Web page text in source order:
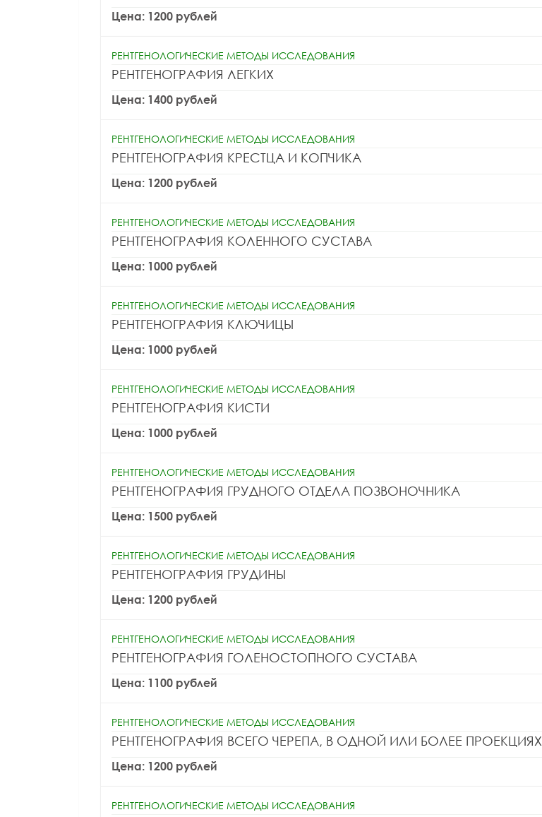
Цена: 1200 рублей
РЕНТГЕНОЛОГИЧЕСКИЕ МЕТОДЫ ИССЛЕДОВАНИЯ
РЕНТГЕНОГРАФИЯ ЛЕГКИХ
Цена: 1400 рублей
РЕНТГЕНОЛОГИЧЕСКИЕ МЕТОДЫ ИССЛЕДОВАНИЯ
РЕНТГЕНОГРАФИЯ КРЕСТЦА И КОПЧИКА
Цена: 1200 рублей
РЕНТГЕНОЛОГИЧЕСКИЕ МЕТОДЫ ИССЛЕДОВАНИЯ
РЕНТГЕНОГРАФИЯ КОЛЕННОГО СУСТАВА
Цена: 1000 рублей
РЕНТГЕНОЛОГИЧЕСКИЕ МЕТОДЫ ИССЛЕДОВАНИЯ
РЕНТГЕНОГРАФИЯ КЛЮЧИЦЫ
Цена: 1000 рублей
РЕНТГЕНОЛОГИЧЕСКИЕ МЕТОДЫ ИССЛЕДОВАНИЯ
РЕНТГЕНОГРАФИЯ КИСТИ
Цена: 1000 рублей
РЕНТГЕНОЛОГИЧЕСКИЕ МЕТОДЫ ИССЛЕДОВАНИЯ
РЕНТГЕНОГРАФИЯ ГРУДНОГО ОТДЕЛА ПОЗВОНОЧНИКА
Цена: 1500 рублей
РЕНТГЕНОЛОГИЧЕСКИЕ МЕТОДЫ ИССЛЕДОВАНИЯ
РЕНТГЕНОГРАФИЯ ГРУДИНЫ
Цена: 1200 рублей
РЕНТГЕНОЛОГИЧЕСКИЕ МЕТОДЫ ИССЛЕДОВАНИЯ
РЕНТГЕНОГРАФИЯ ГОЛЕНОСТОПНОГО СУСТАВА
Цена: 1100 рублей
РЕНТГЕНОЛОГИЧЕСКИЕ МЕТОДЫ ИССЛЕДОВАНИЯ
РЕНТГЕНОГРАФИЯ ВСЕГО ЧЕРЕПА, В ОДНОЙ ИЛИ БОЛЕЕ ПРОЕКЦИЯХ
Цена: 1200 рублей
РЕНТГЕНОЛОГИЧЕСКИЕ МЕТОДЫ ИССЛЕДОВАНИЯ